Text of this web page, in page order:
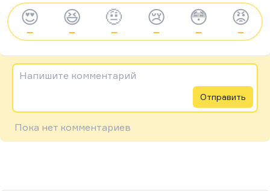
😍
—
😆
—
🤨
—
😢
—
😳
—
😡
—
Напишите комментарий
Отправить
Пока нет комментариев